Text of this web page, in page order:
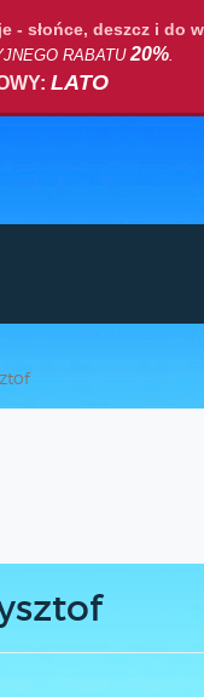
- słońce, deszcz i do
RABATU20%.
LATO